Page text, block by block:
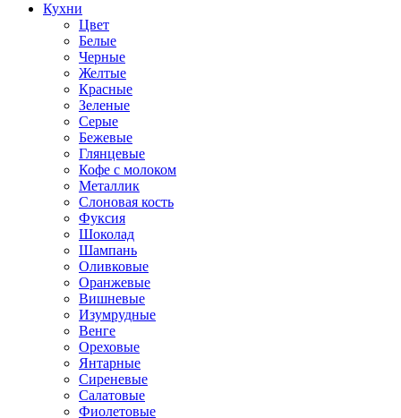
Кухни
Цвет
Белые
Черные
Желтые
Красные
Зеленые
Серые
Бежевые
Глянцевые
Кофе с молоком
Металлик
Слоновая кость
Фуксия
Шоколад
Шампань
Оливковые
Оранжевые
Вишневые
Изумрудные
Венге
Ореховые
Янтарные
Сиреневые
Салатовые
Фиолетовые